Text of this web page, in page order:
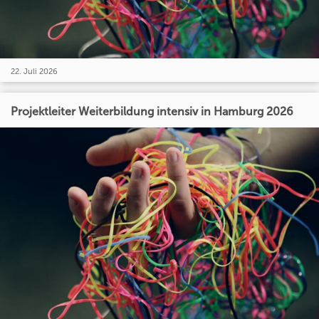
22. Juli 2026
Projektleiter Weiterbildung intensiv in Hamburg 2026